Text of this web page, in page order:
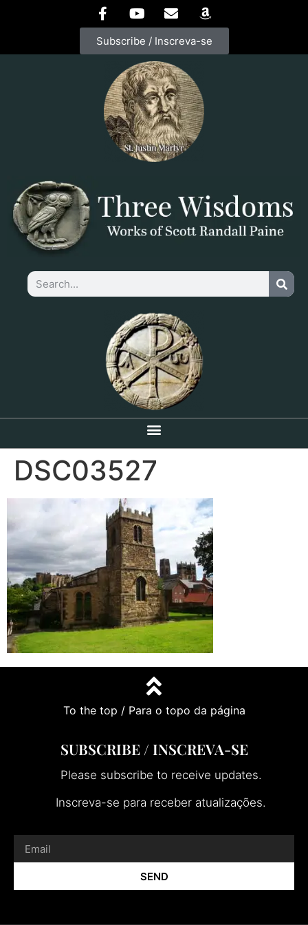
Subscribe / Inscreva-se
DSC03527
To the top / Para o topo da página
SUBSCRIBE / INSCREVA-SE
Please subscribe to receive updates.
Inscreva-se para receber atualizações.
SEND